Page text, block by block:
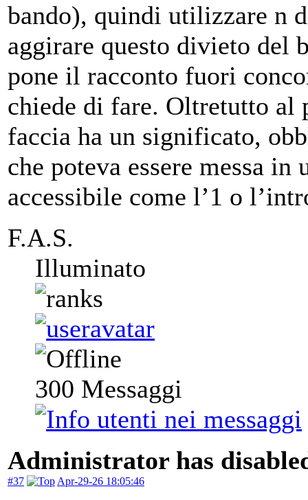
bando), quindi utilizzare n
aggirare questo divieto del
pone il racconto fuori
chiede di fare. Oltretutto al
faccia ha un significato,
che poteva essere messa
accessibile come l’1 o
F.A.S.
Illuminato
300 Messaggi
Administrator has
#37 Apr-29-26 18:05:46